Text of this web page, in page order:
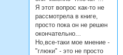
Я этот вопрос как-то не
рассмотрела в книге,
просто пока он не решен
окончательно...
Но,все-таки мое мнение -
"глюки" - это не просто